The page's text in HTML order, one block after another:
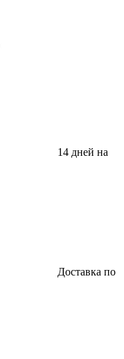
14 дней на
Доставка по